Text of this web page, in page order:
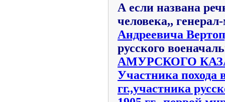
А если названа
человека,,
Андреевича
русского
АМУРСКОГО
Участника похода
гг.,участника